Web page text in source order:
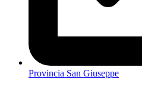
Provincia San Giuseppe